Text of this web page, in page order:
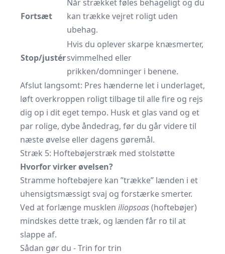
Fortsæt
Når strækket føles behageligt og du
kan trække vejret roligt uden
ubehag.
Stop/justér
Hvis du oplever skarpe knæsmerter,
svimmelhed eller
prikken/domninger i benene.
Afslut langsomt: Pres hænderne let i underlaget,
løft overkroppen roligt tilbage til alle fire og rejs
dig op i dit eget tempo. Husk et glas vand og et
par rolige, dybe åndedrag, før du går videre til
næste øvelse eller dagens gøremål.
Stræk 5: Hoftebøjerstræk med stolstøtte
Hvorfor virker øvelsen?
Stramme hoftebøjere kan ”trække” lænden i et
uhensigtsmæssigt svaj og forstærke smerter.
Ved at forlænge musklen iliopsoas(hoftebøjer)
mindskes dette træk, og lænden får ro til at
slappe af.
Sådan gør du - Trin for trin